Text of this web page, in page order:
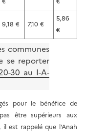
9,18 € 7,10 €
5,86
€
communes
se reporter
20-30 au I-A-
pour le bénéfice de
être supérieurs aux
il est rappelé que l'Anah